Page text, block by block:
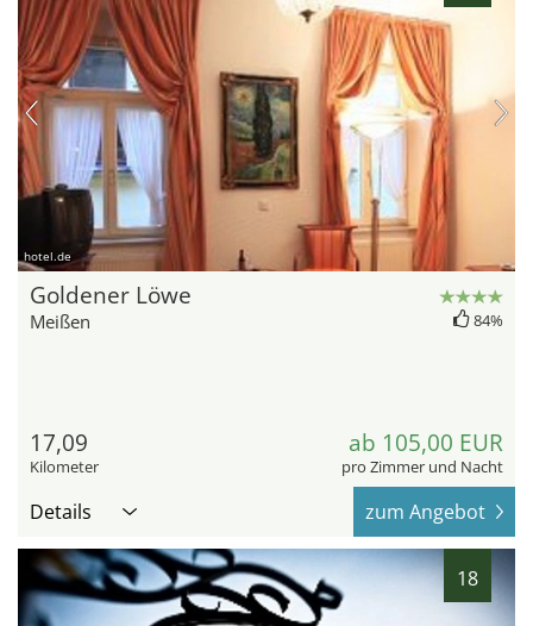
hotel.de
Goldener Löwe
Meißen 84%
17,09
Kilometer
ab 105,00 EUR
pro Zimmer und Nacht
Details zum Angebot
18